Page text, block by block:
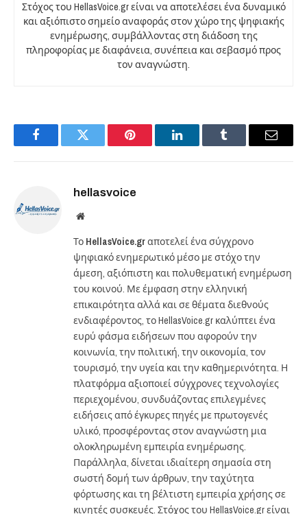
Στόχος του HellasVoice.gr είναι να αποτελέσει ένα δυναμικό
και αξιόπιστο σημείο αναφοράς στον χώρο της ψηφιακής
ενημέρωσης, συμβάλλοντας στη διάδοση της
πληροφορίας με διαφάνεια, συνέπεια και σεβασμό προς
τον αναγνώστη.
FacebookTwitter Pinterest LinkedInTumblr Email
hellasvoice
Website
Το HellasVoice.grαποτελεί ένα σύγχρονο
ψηφιακό ενημερωτικό μέσο με στόχο την
άμεση, αξιόπιστη και πολυθεματική ενημέρωση
του κοινού. Με έμφαση στην ελληνική
επικαιρότητα αλλά και σε θέματα διεθνούς
ενδιαφέροντος, το HellasVoice.gr καλύπτει ένα
ευρύ φάσμα ειδήσεων που αφορούν την
κοινωνία, την πολιτική, την οικονομία, τον
τουρισμό, την υγεία και την καθημερινότητα. Η
πλατφόρμα αξιοποιεί σύγχρονες τεχνολογίες
περιεχομένου, συνδυάζοντας επιλεγμένες
ειδήσεις από έγκυρες πηγές με πρωτογενές
υλικό, προσφέροντας στον αναγνώστη μια
ολοκληρωμένη εμπειρία ενημέρωσης.
Παράλληλα, δίνεται ιδιαίτερη σημασία στη
σωστή δομή των άρθρων, την ταχύτητα
φόρτωσης και τη βέλτιστη εμπειρία χρήσης σε
κινητές συσκευές. Στόχος του HellasVoice.gr είναι